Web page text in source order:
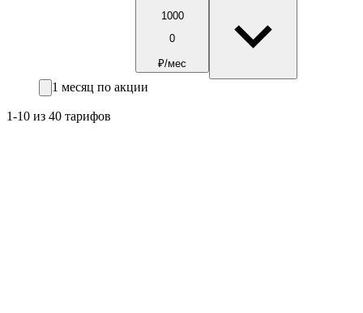
1000
0
₽/мес
1 месяц по акции
1-10 из 40 тарифов